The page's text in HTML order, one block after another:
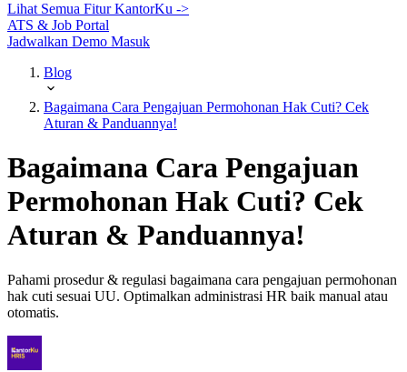
Lihat Semua Fitur KantorKu ->
ATS & Job Portal
Jadwalkan Demo Masuk
Blog
Bagaimana Cara Pengajuan Permohonan Hak Cuti? Cek
Aturan & Panduannya!
Bagaimana Cara Pengajuan
Permohonan Hak Cuti? Cek
Aturan & Panduannya!
Pahami prosedur & regulasi bagaimana cara pengajuan permohonan
hak cuti sesuai UU. Optimalkan administrasi HR baik manual atau
otomatis.